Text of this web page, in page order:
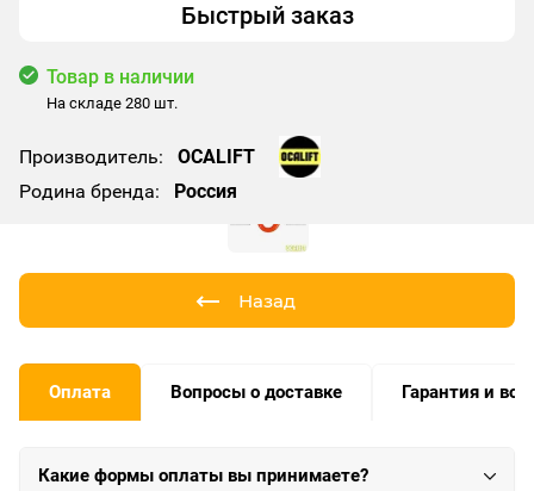
Быстрый заказ
Товар в наличии
На складе 280 шт.
Производитель:
OCALIFT
Родина бренда:
Россия
Назад
Оплата Вопросы о доставке Гарантия и
Какие формы оплаты вы принимаете?